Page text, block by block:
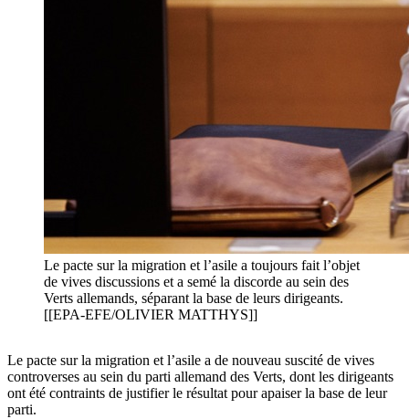
Le pacte sur la migration et l’asile a toujours fait l’objet
de vives discussions et a semé la discorde au sein des
Verts allemands, séparant la base de leurs dirigeants.
[[EPA-EFE/OLIVIER MATTHYS]]
Le pacte sur la migration et l’asile a de nouveau suscité de vives
controverses au sein du parti allemand des Verts, dont les dirigeants
ont été contraints de justifier le résultat pour apaiser la base de leur
parti.